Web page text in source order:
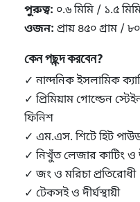
পুরুত্ব: ০.৬ মিমি / ১.৫
ওজন: প্রায় ৪৫০ গ্রাম /
কেন পছন্দ করবেন?
✓ নান্দনিক ইসলামিক
✓ প্রিমিয়াম গোল্ডেন
ফিনিশ
✓ এম.এস. শিটে হিট
✓ নিখুঁত লেজার কাটিং ও
✓ জং ও মরিচা প্রতিরোধী
✓ টেকসই ও দীর্ঘস্থায়ী